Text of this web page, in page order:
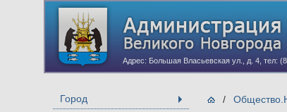
Адрес: Большая Власьевская ул., д. 4, тел:
Город /